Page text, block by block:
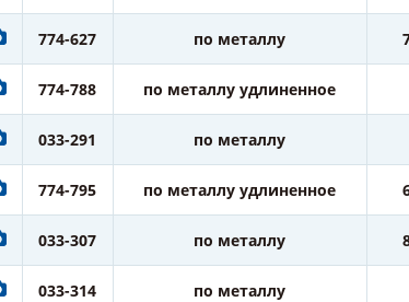
774-627 по металлу
774-788 по металлу удлиненное
033-291 по металлу
774-795 по металлу удлиненное
033-307 по металлу
033-314 по металлу